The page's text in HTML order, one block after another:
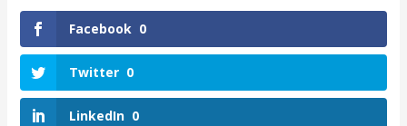
Facebook 0
Twitter 0
LinkedIn 0